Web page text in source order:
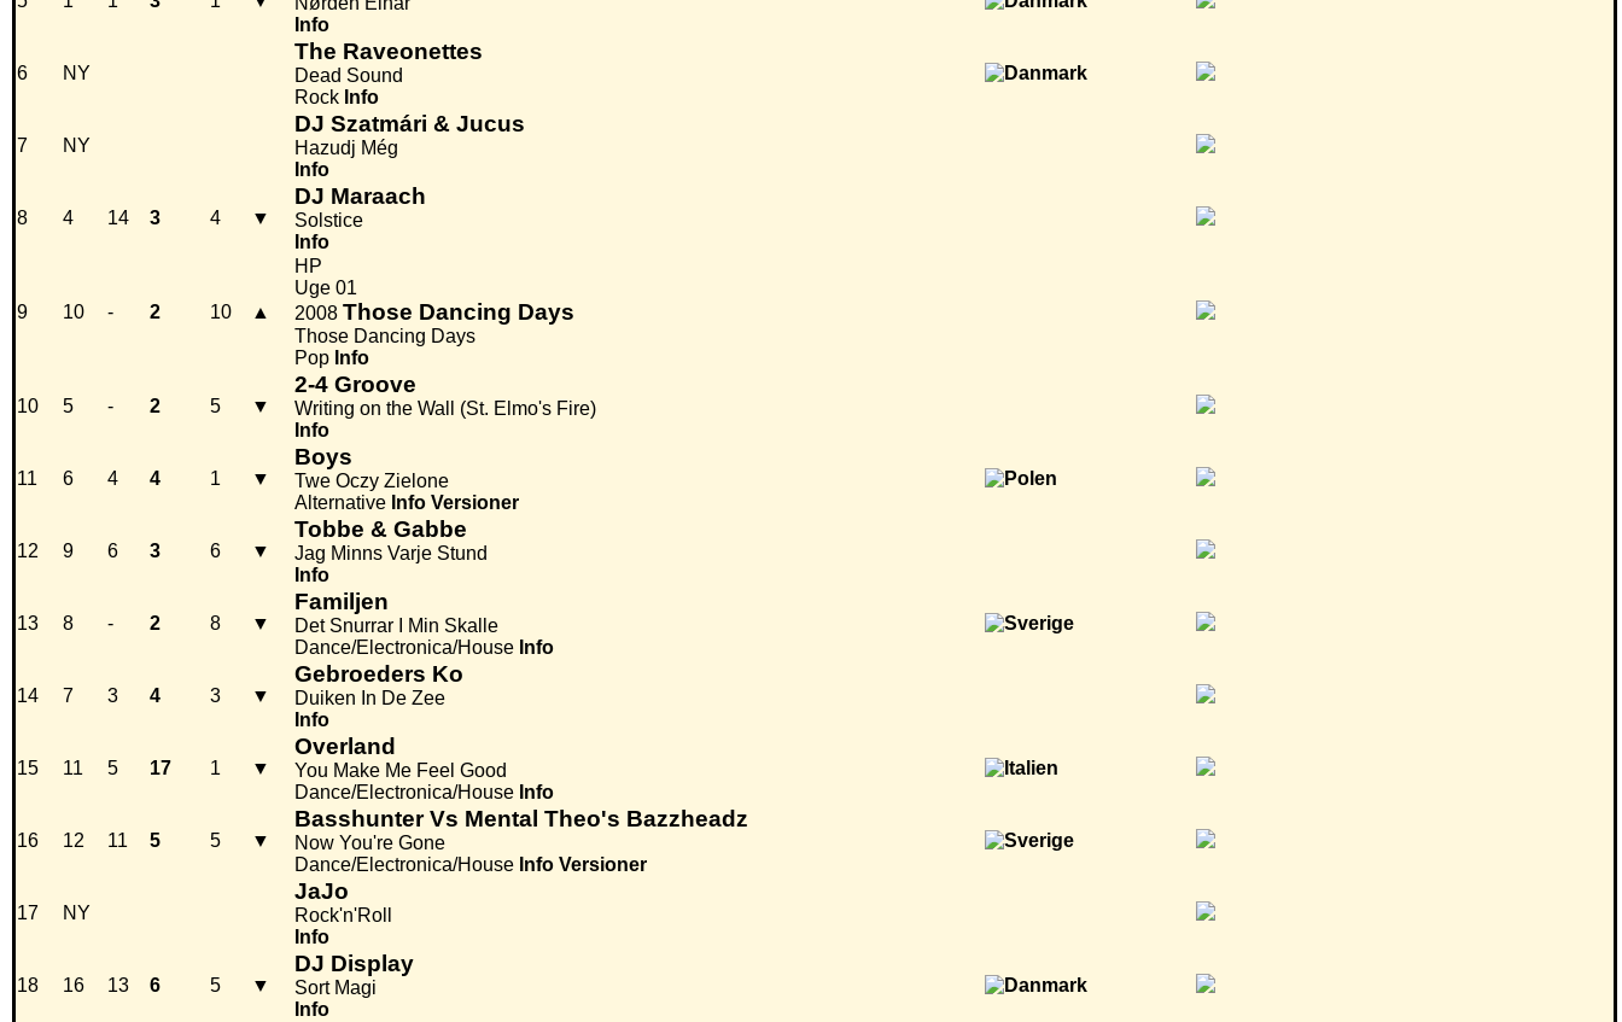
Info
6 NY
The Raveonettes
Dead Sound
Rock Info
7 NY
DJ Szatmári & Jucus
Hazudj Még
Info
8 4 14 3 4 ▼
DJ Maraach
Solstice
Info
9 10 - 2 10 ▲
HP
Uge 01
2008 Those Dancing Days
Those Dancing Days
Pop Info
10 5 - 2 5 ▼
2-4 Groove
Writing on the Wall (St. Elmo's Fire)
Info
11 6 4 4 1 ▼
Boys
Twe Oczy Zielone
Alternative Info Versioner
12 9 6 3 6 ▼
Tobbe & Gabbe
Jag Minns Varje Stund
Info
13 8 - 2 8 ▼
Familjen
Det Snurrar I Min Skalle
Dance/Electronica/House Info
14 7 3 4 3 ▼
Gebroeders Ko
Duiken In De Zee
Info
15 11 5 17 1 ▼
Overland
You Make Me Feel Good
Dance/Electronica/House Info
16 12 11 5 5 ▼
Basshunter Vs Mental Theo's Bazzheadz
Now You're Gone
Dance/Electronica/House Info Versioner
17 NY
JaJo
Rock'n'Roll
Info
18 16 13 6 5 ▼
DJ Display
Sort Magi
Info